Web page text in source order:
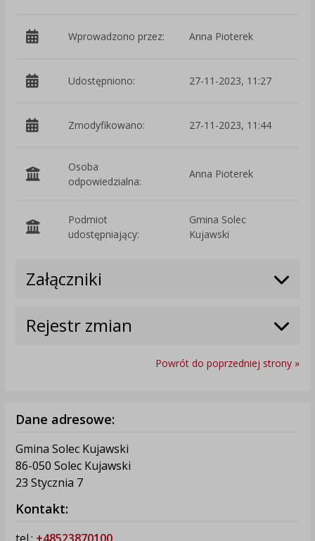
Wprowadzono przez: Anna Pioterek
Udostępniono: 27-11-2023, 11:27
Zmodyfikowano: 27-11-2023, 11:44
Osoba
odpowiedzialna:
Anna Pioterek
Podmiot
udostępniający:
Gmina Solec
Kujawski
Załączniki
Rejestr zmian
Powrót do poprzedniej strony »
Dane adresowe:
Gmina Solec Kujawski
86-050 Solec Kujawski
23 Stycznia 7
Kontakt: